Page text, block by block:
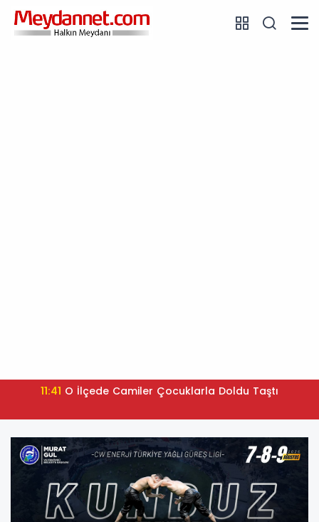
11:41 O İlçede Camiler Çocuklarla Doldu Taştı